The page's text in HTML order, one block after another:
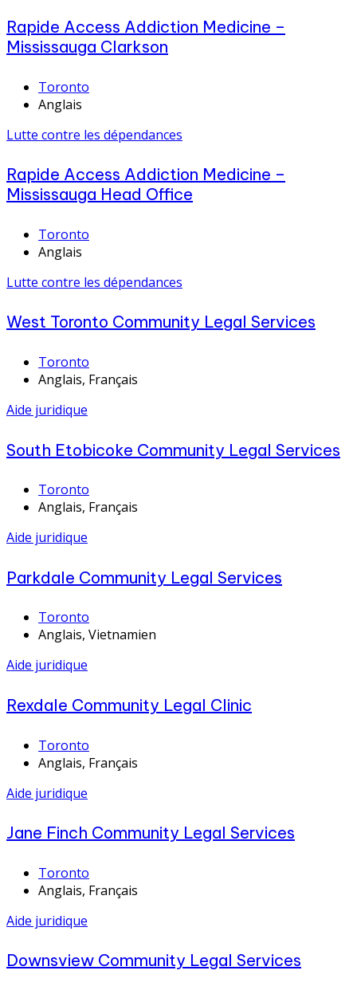
Rapide Access Addiction Medicine –
Mississauga Clarkson
Toronto
Anglais
Lutte contre les dépendances
Rapide Access Addiction Medicine –
Mississauga Head Office
Toronto
Anglais
Lutte contre les dépendances
West Toronto Community Legal Services
Toronto
Anglais, Français
Aide juridique
South Etobicoke Community Legal Services
Toronto
Anglais, Français
Aide juridique
Parkdale Community Legal Services
Toronto
Anglais, Vietnamien
Aide juridique
Rexdale Community Legal Clinic
Toronto
Anglais, Français
Aide juridique
Jane Finch Community Legal Services
Toronto
Anglais, Français
Aide juridique
Downsview Community Legal Services